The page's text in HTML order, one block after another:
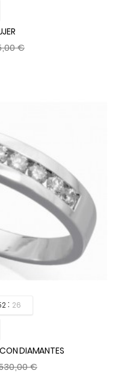
€
: 24
DIAMANTES
€